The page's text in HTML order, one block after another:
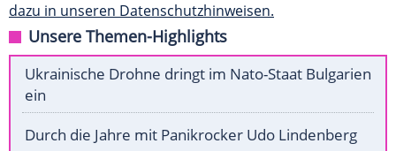
dazu in unseren Datenschutzhinweisen.
Unsere Themen-Highlights
Ukrainische Drohne dringt im Nato-Staat Bulgarien
ein
Durch die Jahre mit Panikrocker Udo Lindenberg